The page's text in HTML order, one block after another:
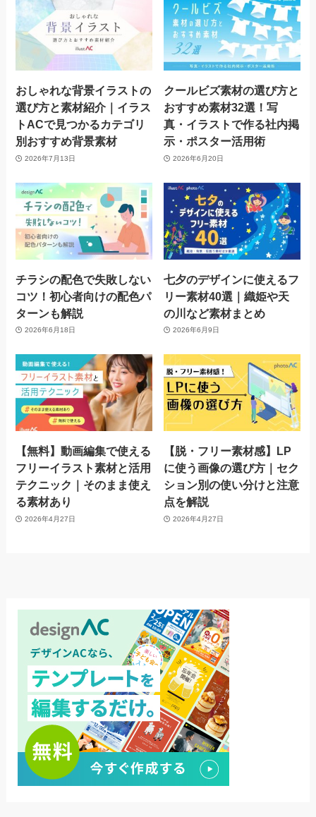
おしゃれな背景イラストの
選び方と素材紹介｜イラス
トACで見つかるカテゴリ
別おすすめ背景素材
2026年7月13日
クールビズ素材の選び方と
おすすめ素材32選！写
真・イラストで作る社内掲
示・ポスター活用術
2026年6月20日
チラシの配色で失敗しない
コツ！初心者向けの配色パ
ターンも解説
2026年6月18日
七夕のデザインに使えるフ
リー素材40選｜織姫や天
の川など素材まとめ
2026年6月9日
【無料】動画編集で使える
フリーイラスト素材と活用
テクニック｜そのまま使え
る素材あり
2026年4月27日
【脱・フリー素材感】LP
に使う画像の選び方｜セク
ション別の使い分けと注意
点を解説
2026年4月27日